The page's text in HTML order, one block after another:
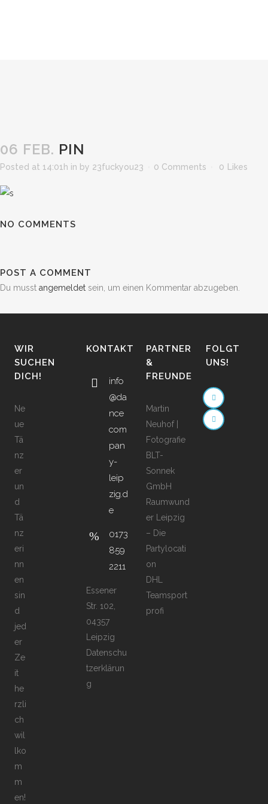
06 FEB. PIN
Posted at 14:01h in by 23fuckyou23 0 Comments 0 Likes
NO COMMENTS
POST A COMMENT
Du musst angemeldet sein, um einen Kommentar abzugeben.
WIR
SUCHEN
DICH!
Ne
ue
Tä
nz
er
un
d
Tä
nz
eri
nn
en
sin
d
jed
er
Ze
it
he
rzli
ch
wil
lko
m
m
en!
KONTAKT
info
@da
nce
com
pan
y-
leip
zig.d
e
0173
859
2211
Essener
Str. 102,
04357
Leipzig
Datenschu
tzerklärun
g
PARTNER
&
FREUNDE
Martin
Neuhof |
Fotografie
BLT-
Sonnek
GmbH
Raumwund
er Leipzig
– Die
Partylocati
on
DHL
Teamsport
profi
FOLGT
UNS!